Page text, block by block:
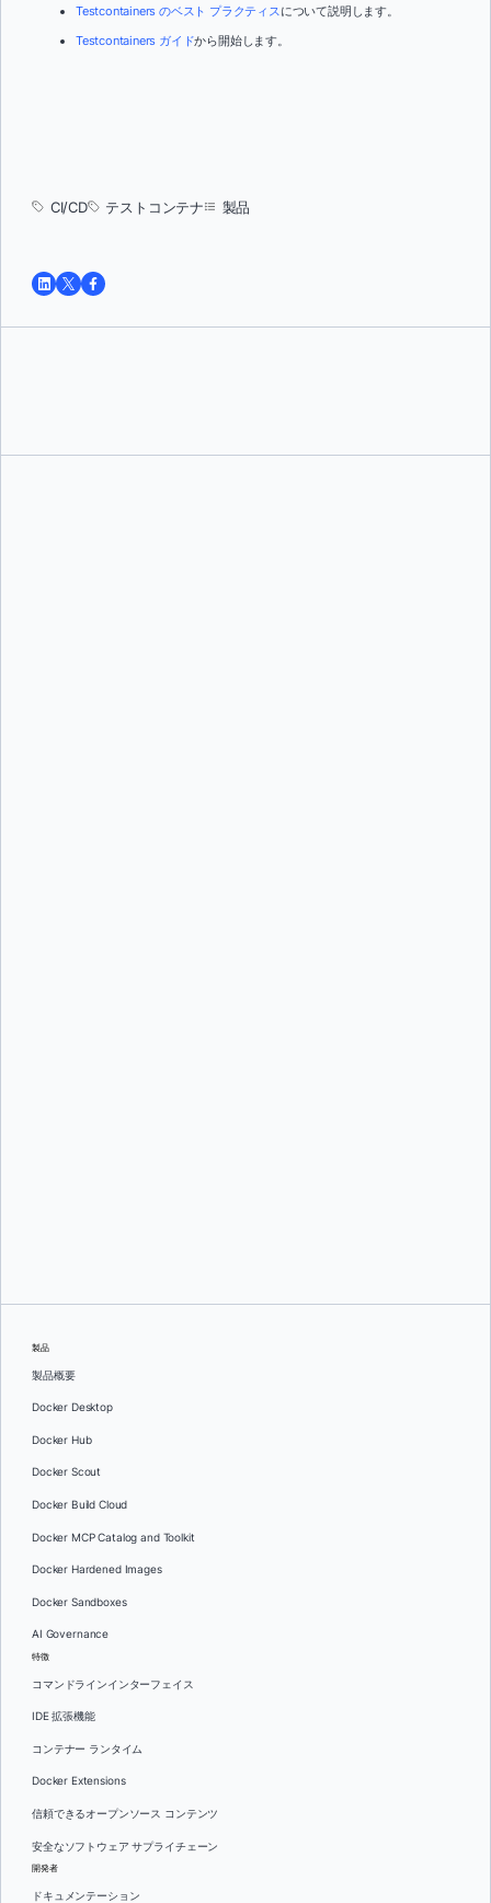
Testcontainers のベスト プラクティスについて説明します。
Testcontainers ガイドから開始します。
CI/CD テストコンテナ 製品
製品
製品概要
Docker Desktop
Docker Hub
Docker Scout
Docker Build Cloud
Docker MCP Catalog and Toolkit
Docker Hardened Images
Docker Sandboxes
AI Governance
特徴
コマンドラインインターフェイス
IDE 拡張機能
コンテナー ランタイム
Docker Extensions
信頼できるオープンソース コンテンツ
安全なソフトウェア サプライチェーン
開発者
ドキュメンテーション